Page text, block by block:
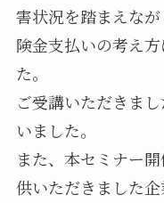
害状況を踏まえな
険金支払いの考え
た。
ご受講いただきま
いました。
また、本セミナー
供いただきました